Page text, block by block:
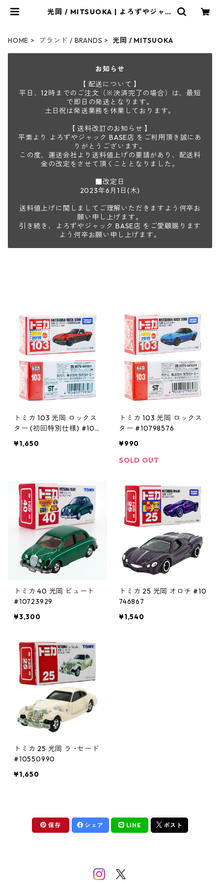
光岡 / MITSUOKA | よろずやジャッ
HOME ブランド / BRANDS 光岡 / MITSUOKA
お知らせ
【 配送について 】
平日、12時までのご注文（※決済完了の場合）は、最短
で即日の発送となります。
土日祝は発送業務を休業しております。
【 送料改訂のお知らせ 】
平素より よろずやジャック BASE店 をご利用頂き誠にあ
りがとうございます。
この度、運送会社より送料値上げの要請があり、配送料
金の改定をさせて頂くこととなりました。
■改定日
2023年6月1日(木)
送料値上げに関しましてご理解いただきますよう何卒お
願い申し上げます。
引き続き、よろずやジャック BASE店 をご愛顧賜ります
よう何卒お願い申し上げます。
トミカ 103 光岡 ロックス
ター (初回特別仕様) #107
¥1,650
トミカ 103 光岡 ロックス
ター #10798576
¥990
SOLD OUT
トミカ 40 光岡 ビュート
#10723929
¥3,300
トミカ 25 光岡 オロチ #10
746867
¥1,540
トミカ 25 光岡 ラ ･セード
#10550990
¥1,650
保存 シェア LINE ポスト